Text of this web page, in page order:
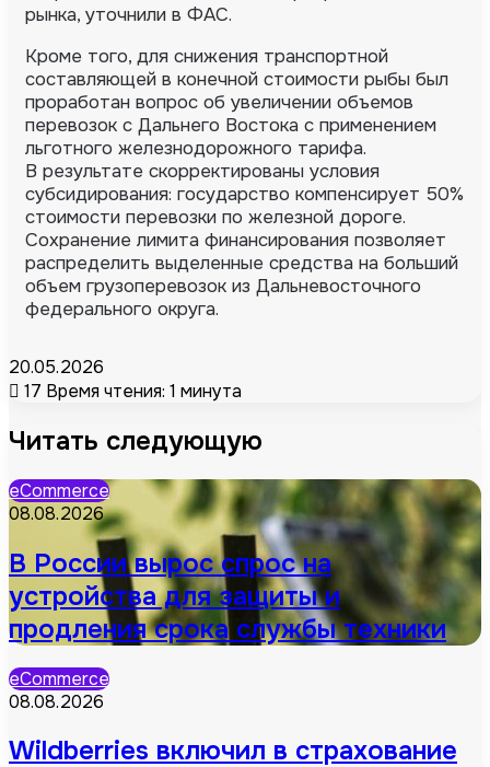
рынка, уточнили в ФАС.
Кроме того, для снижения транспортной
составляющей в конечной стоимости рыбы был
проработан вопрос об увеличении объемов
перевозок с Дальнего Востока с применением
льготного железнодорожного тарифа.
В результате скорректированы условия
субсидирования: государство компенсирует 50%
стоимости перевозки по железной дороге.
Сохранение лимита финансирования позволяет
распределить выделенные средства на больший
объем грузоперевозок из Дальневосточного
федерального округа.
20.05.2026
17 Время чтения: 1 минута
Читать следующую
eCommerce
08.08.2026
В России вырос спрос на
устройства для защиты и
продления срока службы техники
eCommerce
08.08.2026
Wildberries включил в страхование